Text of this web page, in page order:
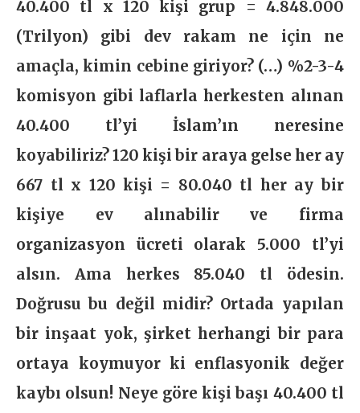
40.400 tl x 120 kişi grup = 4.848.000
(Trilyon) gibi dev rakam ne için ne
amaçla, kimin cebine giriyor? (…) %2-3-4
komisyon gibi laflarla herkesten alınan
40.400 tl’yi İslam’ın neresine
koyabiliriz? 120 kişi bir araya gelse her ay
667 tl x 120 kişi = 80.040 tl her ay bir
kişiye ev alınabilir ve firma
organizasyon ücreti olarak 5.000 tl’yi
alsın. Ama herkes 85.040 tl ödesin.
Doğrusu bu değil midir? Ortada yapılan
bir inşaat yok, şirket herhangi bir para
ortaya koymuyor ki enflasyonik değer
kaybı olsun! Neye göre kişi başı 40.400 tl